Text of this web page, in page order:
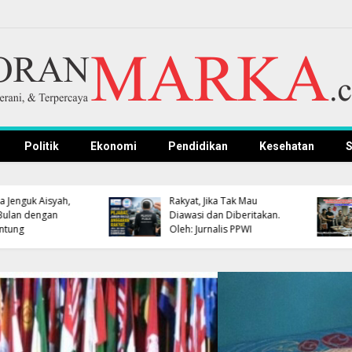
Politik Ekonomi Pendidikan Kesehatan
Pengembangan
Kompetensi ASN Tetap
Persib, Bupati dan
Kapolres Dipastikan
Hadir